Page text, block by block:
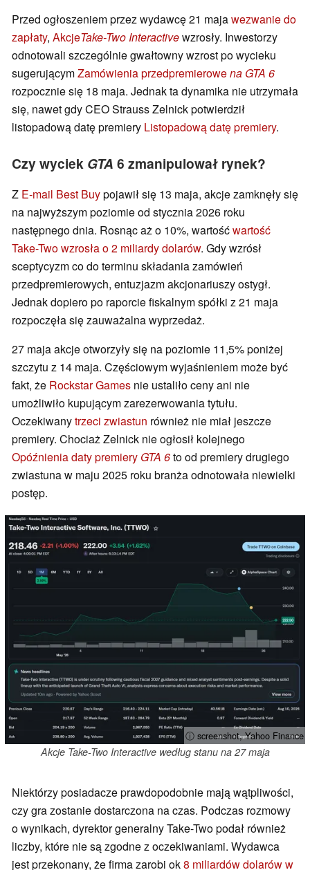
Przed ogłoszeniem przez wydawcę 21 majawezwanie do
zapłaty, AkcjeTake-Two Interactivewzrosły. Inwestorzy
odnotowali szczególnie gwałtowny wzrost po wycieku
sugerującymZamówienia przedpremierowena GTA 6
rozpocznie się 18 maja. Jednak ta dynamika nie utrzymała
się, nawet gdy CEO Strauss Zelnick potwierdził
listopadową datę premiery Listopadową datę premiery.
Czy wyciek GTA 6 zmanipulował rynek?
Z E-mail Best Buypojawił się 13 maja, akcje zamknęły się
na najwyższym poziomie od stycznia 2026 roku
następnego dnia. Rosnąc aż o 10%, wartośćwartość
Take-Two wzrosła o 2 miliardy dolarów. Gdy wzrósł
sceptycyzm co do terminu składania zamówień
przedpremierowych, entuzjazm akcjonariuszy ostygł.
Jednak dopiero po raporcie fiskalnym spółki z 21 maja
rozpoczęła się zauważalna wyprzedaż.
27 maja akcje otworzyły się na poziomie 11,5% poniżej
szczytu z 14 maja. Częściowym wyjaśnieniem może być
fakt, że Rockstar Games nie ustaliło ceny ani nie
umożliwiło kupującym zarezerwowania tytułu.
Oczekiwanytrzeci zwiastun również nie miał jeszcze
premiery. Chociaż Zelnick nie ogłosił kolejnego
Opóźnienia daty premiery GTA 6to od premiery drugiego
zwiastuna w maju 2025 roku branża odnotowała niewielki
postęp.
ⓘ screenshot, Yahoo Finance
Akcje Take-Two Interactive według stanu na 27 maja
Niektórzy posiadacze prawdopodobnie mają wątpliwości,
czy gra zostanie dostarczona na czas. Podczas rozmowy
o wynikach, dyrektor generalny Take-Two podał również
liczby, które nie są zgodne z oczekiwaniami. Wydawca
jest przekonany, że firma zarobi ok8 miliardów dolarów w